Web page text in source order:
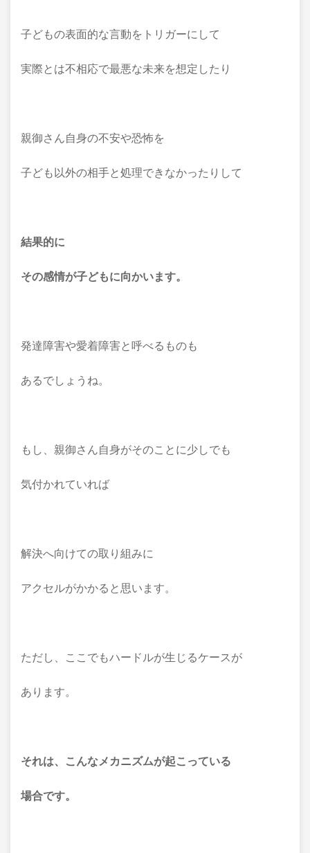
子どもの表面的な言動をトリガーにして
実際とは不相応で最悪な未来を想定したり
親御さん自身の不安や恐怖を
子ども以外の相手と処理できなかったりして
結果的に
その感情が子どもに向かいます。
発達障害や愛着障害と呼べるものも
あるでしょうね。
もし、親御さん自身がそのことに少しでも
気付かれていれば
解決へ向けての取り組みに
アクセルがかかると思います。
ただし、ここでもハードルが生じるケースが
あります。
それは、こんなメカニズムが起こっている
場合です。